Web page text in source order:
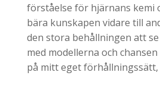
förståelse för hjärnans kemi
bära kunskapen vidare till
den stora behållningen att
med modellerna och
på mitt eget förhållningssätt,